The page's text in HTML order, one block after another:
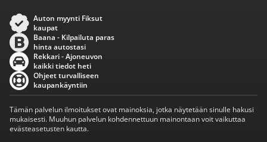
Auton myynti Fiksut
kaupat
Baana - Kilpailuta paras
hinta autostasi
Rekkari - Ajoneuvon
kaikki tiedot heti
Ohjeet turvalliseen
kaupankäyntiin
Tämän palvelun ilmoitukset ovat mainoksia, jotka näytetään sinulle hakusi
mukaisesti. Muuhun palvelun kohdennettuun mainontaan voit vaikuttaa
evästeasetusten kautta.